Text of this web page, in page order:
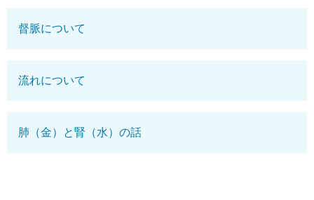
督脈について
流れについて
肺（金）と腎（水）の話